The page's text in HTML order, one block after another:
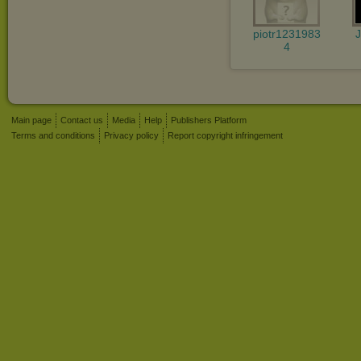
piotr1231983
4
Main page Contact us Media Help
Publishers Platform
Terms and conditions
Privacy policy Report copyright infringement